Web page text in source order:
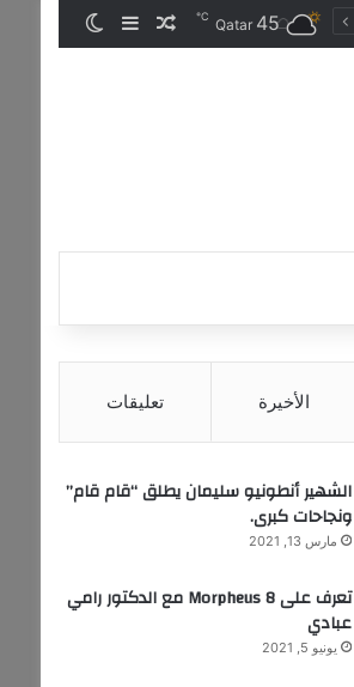
Qatar 45
℃ مقال عشوائي
إضافة عمود
الأخيرة تعليقات
الشهير أنطونيو سليمان يطلق “قام قام”
ونجاحات كبرى.
مارس 13, 2021
تعرف على Morpheus 8 مع الدكتور رامي
عبادي
يونيو 5, 2021